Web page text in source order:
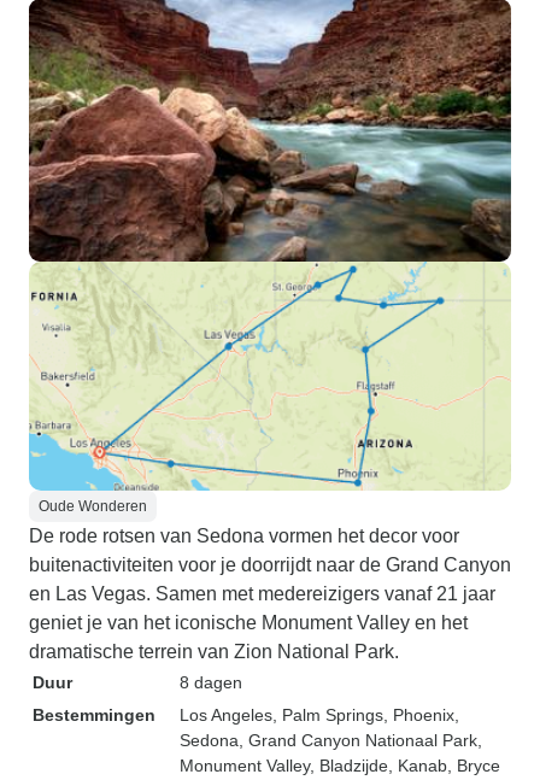
Oude Wonderen
De rode rotsen van Sedona vormen het decor voor
buitenactiviteiten voor je doorrijdt naar de Grand Canyon
en Las Vegas. Samen met medereizigers vanaf 21 jaar
geniet je van het iconische Monument Valley en het
dramatische terrein van Zion National Park.
Duur
8 dagen
Bestemmingen
Los Angeles , Palm Springs , Phoenix
Sedona , Grand Canyon Nationaal Park
Monument Valley, Bladzijde , Kanab , Bryce